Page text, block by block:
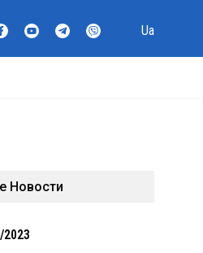
Ua
Новости
2023